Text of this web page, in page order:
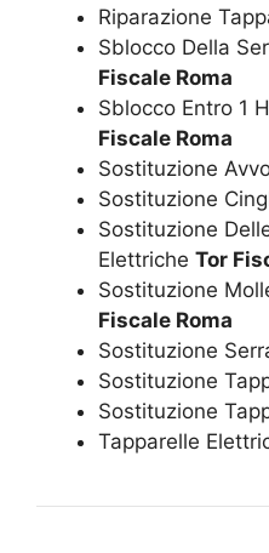
Riparazione
Sblocco Della
Fiscale Roma
Sblocco Entro 1
Fiscale Roma
Sostituzione
Sostituzione
Sostituzione
Elettriche Tor
Sostituzione
Fiscale Roma
Sostituzione
Sostituzione
Sostituzione
Tapparelle